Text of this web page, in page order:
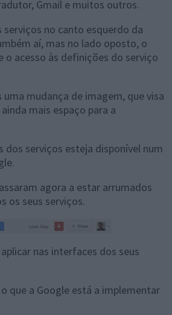
Gmail e muitos outros.
no canto esquerdo da
aí, mas no lado oposto, o
o acesso às definições do serviço
mudança de imagem, que visa
mais espaço para a
dos serviços esteja disponível num
agora a estar arrumados
os seus serviços.
nas interfaces dos seus
que a Google está a implementar